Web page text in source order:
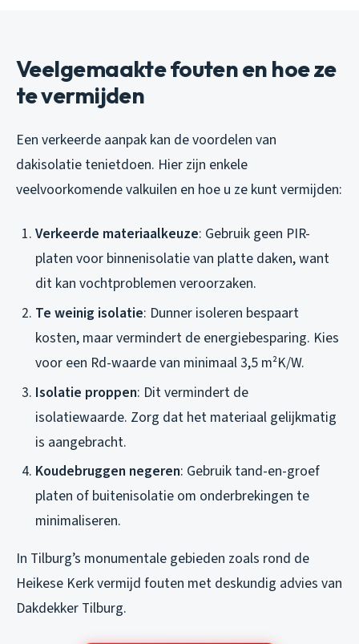
Veelgemaakte fouten en hoe ze
te vermijden
Een verkeerde aanpak kan de voordelen van
dakisolatie tenietdoen. Hier zijn enkele
veelvoorkomende valkuilen en hoe u ze kunt vermijden:
Verkeerde materiaalkeuze: Gebruik geen PIR-
platen voor binnenisolatie van platte daken, want
dit kan vochtproblemen veroorzaken.
Te weinig isolatie: Dunner isoleren bespaart
kosten, maar vermindert de energiebesparing. Kies
voor een Rd-waarde van minimaal 3,5 m²K/W.
Isolatie proppen: Dit vermindert de
isolatiewaarde. Zorg dat het materiaal gelijkmatig
is aangebracht.
Koudebruggen negeren: Gebruik tand-en-groef
platen of buitenisolatie om onderbrekingen te
minimaliseren.
In Tilburg’s monumentale gebieden zoals rond de
Heikese Kerk vermijd fouten met deskundig advies van
Dakdekker Tilburg.